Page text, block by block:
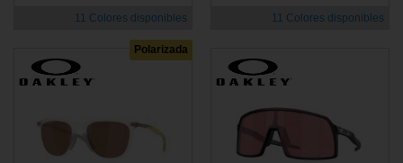
11 Colores disponibles 11 Colores disponibles
Polarizada